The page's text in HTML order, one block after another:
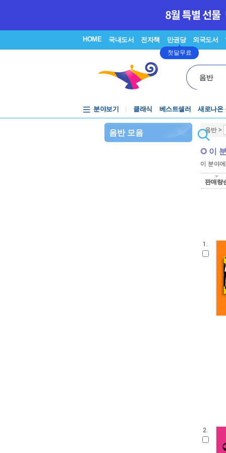
HOME 국내도서 전자책 만권당
첫달무료
외국도서
음반
분야보기 클래식 베스트셀러 새로나온
음반 모음 음반>
이
이 분야
판매량
1.
2.